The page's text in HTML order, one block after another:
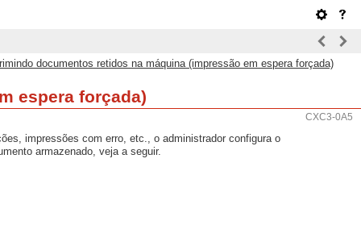
documentos retidos na máquina (impressão em espera forçada)
espera forçada)
CXC3-0A5
impressões com erro, etc., o administrador configura o
armazenado, veja a seguir.